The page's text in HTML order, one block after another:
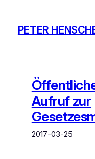
springen
PETER
Aufruf zur
2017-03-25